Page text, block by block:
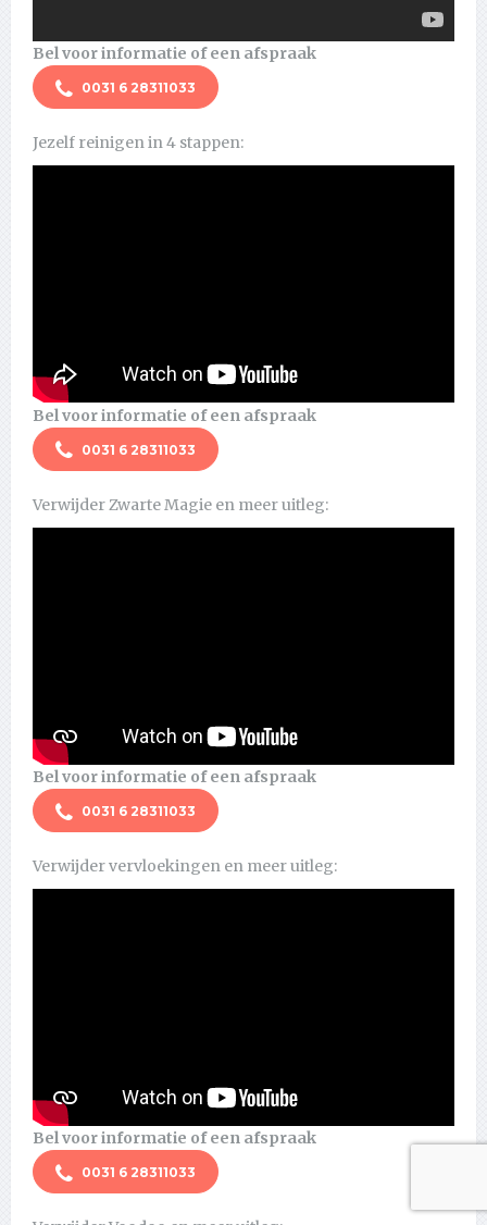
Bel voor informatie of een afspraak
0031 6 28311033
Jezelf reinigen in 4 stappen:
Bel voor informatie of een afspraak
0031 6 28311033
Verwijder Zwarte Magie en meer uitleg:
Bel voor informatie of een afspraak
0031 6 28311033
Verwijder vervloekingen en meer uitleg:
Bel voor informatie of een afspraak
0031 6 28311033